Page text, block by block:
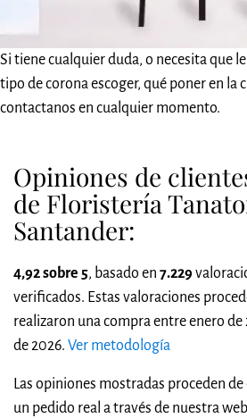
Si tiene cualquier duda, o necesita que
tipo de corona escoger, qué poner en la
contactanos en cualquier momento.
Opiniones de
de Floristería
Santander:
4,92 sobre 5, basado en 7.229
verificados. Estas valoraciones
realizaron una compra entre enero de
de 2026. Ver metodología
Las opiniones mostradas proceden
un pedido real a través de nuestra